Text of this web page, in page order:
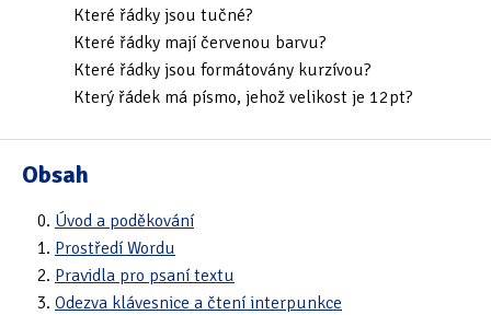
Které řádky jsou tučné?
Které řádky mají červenou barvu?
Které řádky jsou formátovány kurzívou?
Který řádek má písmo, jehož velikost je 12pt?
Obsah
Úvod a poděkování
Prostředí Wordu
Pravidla pro psaní textu
Odezva klávesnice a čtení interpunkce